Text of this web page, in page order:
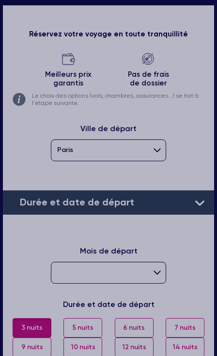
Réservez votre voyage en toute tranquillité
Meilleurs prix
garantis
Pas de frais
de dossier
Le choix des options (vols, chambres, assurances...) se fait à
l'étape suivante.
Ville de départ
Durée et date de départ
Mois de départ
Durée et date de départ
3 nuits 5 nuits 6 nuits 7 nuits
9 nuits 10 nuits 12 nuits 14 nuits